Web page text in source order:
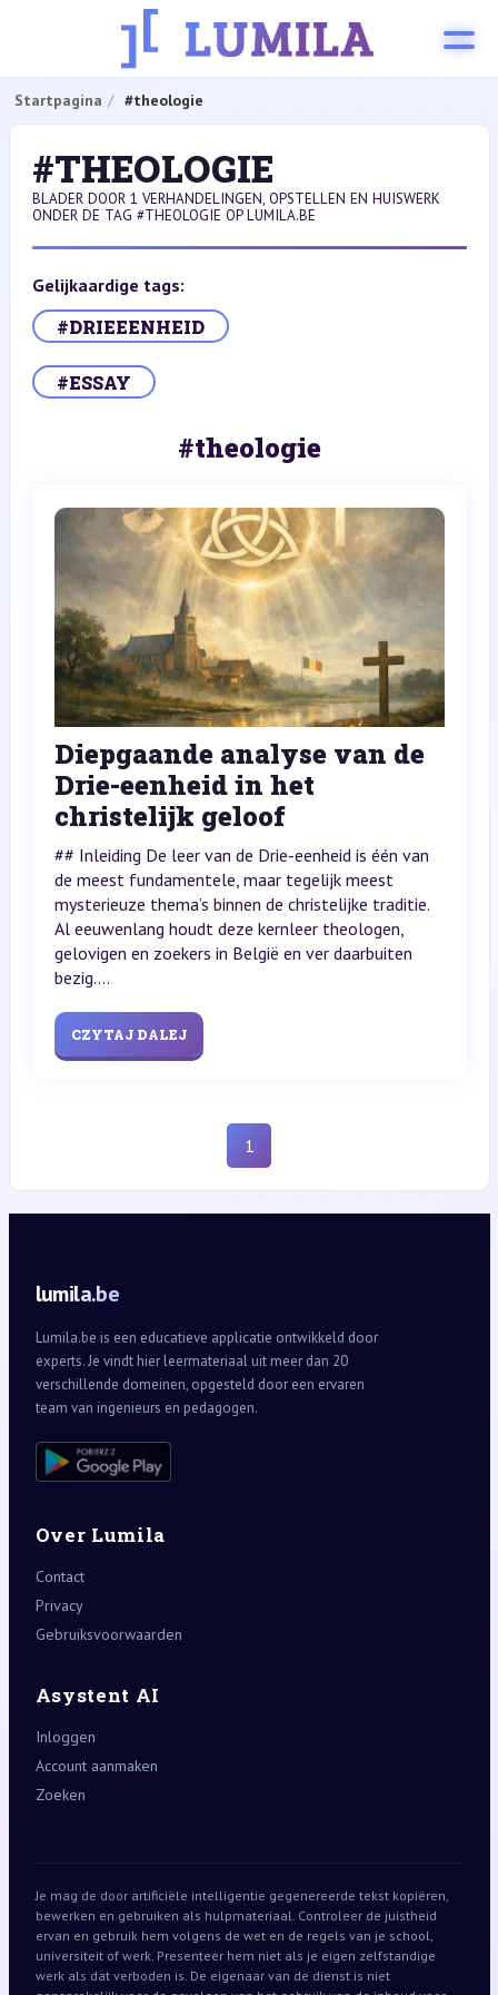
Startpagina #theologie
#THEOLOGIE
BLADER DOOR 1 VERHANDELINGEN, OPSTELLEN EN HUISWERK
ONDER DE TAG #THEOLOGIE OP LUMILA.BE
Gelijkaardige tags:
#DRIEEENHEID
#ESSAY
#theologie
Diepgaande analyse van de
Drie-eenheid in het
christelijk geloof
## Inleiding De leer van de Drie-eenheid is één van
de meest fundamentele, maar tegelijk meest
mysterieuze thema’s binnen de christelijke traditie.
Al eeuwenlang houdt deze kernleer theologen,
gelovigen en zoekers in België en ver daarbuiten
bezig....
CZYTAJ DALEJ
1
lumila.be
Lumila.be is een educatieve applicatie ontwikkeld door
experts. Je vindt hier leermateriaal uit meer dan 20
verschillende domeinen, opgesteld door een ervaren
team van ingenieurs en pedagogen.
Over Lumila
Contact
Privacy
Gebruiksvoorwaarden
Asystent AI
Inloggen
Account aanmaken
Zoeken
Je mag de door artificiële intelligentie gegenereerde tekst kopiëren,
bewerken en gebruiken als hulpmateriaal. Controleer de juistheid
ervan en gebruik hem volgens de wet en de regels van je school,
universiteit of werk. Presenteer hem niet als je eigen zelfstandige
werk als dat verboden is. De eigenaar van de dienst is niet